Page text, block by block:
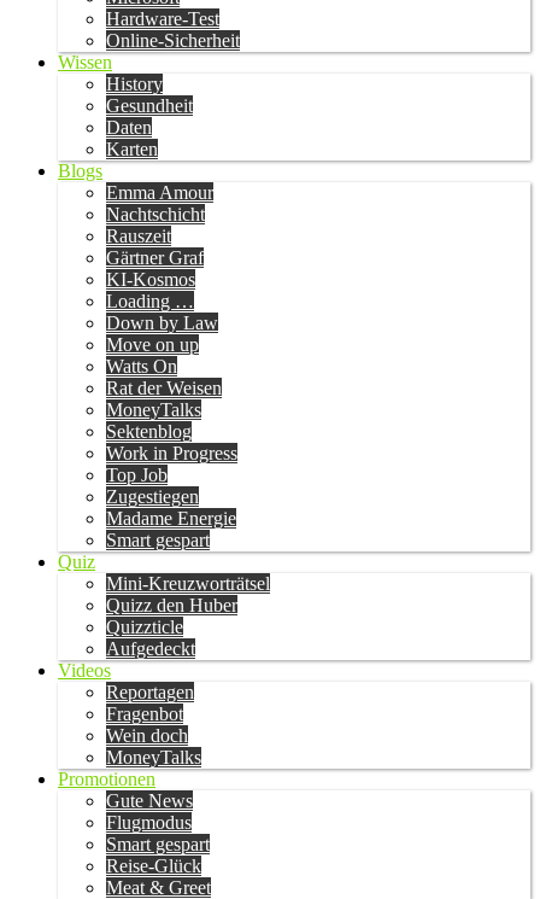
Hardware-Test
Online-Sicherheit
Wissen
History
Gesundheit
Daten
Karten
Blogs
Emma Amour
Nachtschicht
Rauszeit
Gärtner Graf
KI-Kosmos
Loading …
Down by Law
Move on up
Watts On
Rat der Weisen
MoneyTalks
Sektenblog
Work in Progress
Top Job
Zugestiegen
Madame Energie
Smart gespart
Quiz
Mini-Kreuzworträtsel
Quizz den Huber
Quizzticle
Aufgedeckt
Videos
Reportagen
Fragenbot
Wein doch
MoneyTalks
Promotionen
Gute News
Flugmodus
Smart gespart
Reise-Glück
Meat & Greet